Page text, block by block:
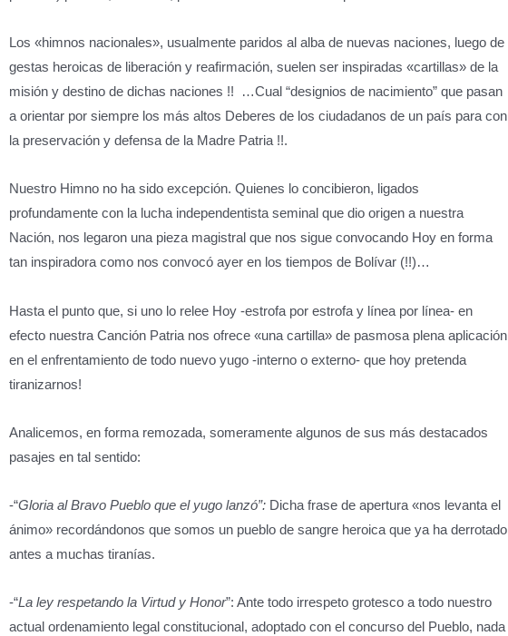
Los «himnos nacionales», usualmente paridos al alba de nuevas naciones, luego de
gestas heroicas de liberación y reafirmación, suelen ser inspiradas «cartillas» de la
misión y destino de dichas naciones !! …Cual “designios de nacimiento” que pasan
a orientar por siempre los más altos Deberes de los ciudadanos de un país para con
la preservación y defensa de la Madre Patria !!.
Nuestro Himno no ha sido excepción. Quienes lo concibieron, ligados
profundamente con la lucha independentista seminal que dio origen a nuestra
Nación, nos legaron una pieza magistral que nos sigue convocando Hoy en forma
tan inspiradora como nos convocó ayer en los tiempos de Bolívar (!!)…
Hasta el punto que, si uno lo relee Hoy -estrofa por estrofa y línea por línea- en
efecto nuestra Canción Patria nos ofrece «una cartilla» de pasmosa plena aplicación
en el enfrentamiento de todo nuevo yugo -interno o externo- que hoy pretenda
tiranizarnos!
Analicemos, en forma remozada, someramente algunos de sus más destacados
pasajes en tal sentido:
-“Gloria al Bravo Pueblo que el yugo lanzó”: Dicha frase de apertura «nos levanta el
ánimo» recordándonos que somos un pueblo de sangre heroica que ya ha derrotado
antes a muchas tiranías.
-“La ley respetando la Virtud y Honor”: Ante todo irrespeto grotesco a todo nuestro
actual ordenamiento legal constitucional, adoptado con el concurso del Pueblo, nada